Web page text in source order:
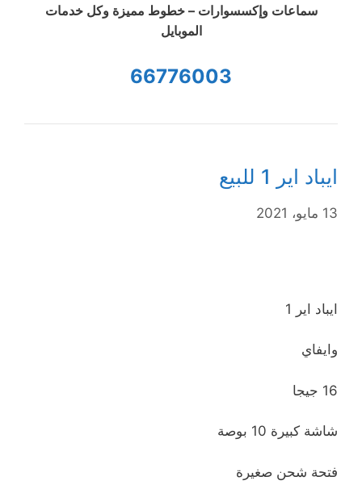
سماعات وإكسسوارات – خطوط مميزة وكل خدمات
الموبايل
66776003
ايباد اير 1 للبيع
13 مايو، 2021
ايباد اير 1
وايفاي
16 جيجا
شاشة كبيرة 10 بوصة
فتحة شحن صغيرة